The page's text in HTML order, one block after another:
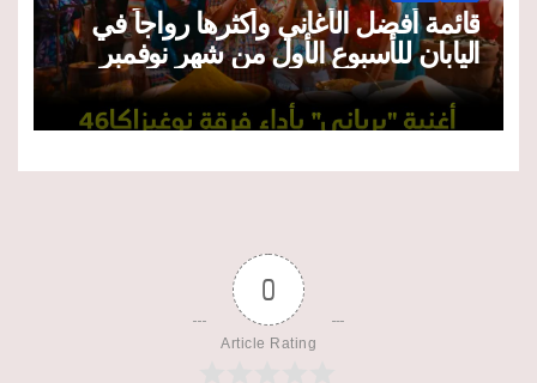
قائمة أفضل الأغاني وأكثرها رواجاً في
اليابان للأسبوع الأول من شهر نوفمبر
2025
0
Article Rating